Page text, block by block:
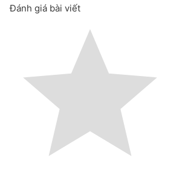
Đánh giá bài viết